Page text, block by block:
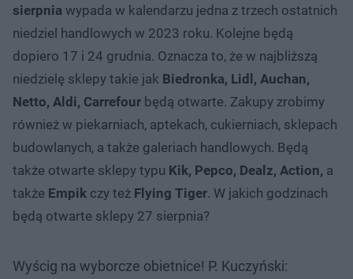
sierpnia wypada w kalendarzu jedna z trzech ostatnich
niedziel handlowych w 2023 roku. Kolejne będą
dopiero 17 i 24 grudnia. Oznacza to, że w najbliższą
niedzielę sklepy takie jak Biedronka, Lidl, Auchan,
Netto, Aldi, Carrefour będą otwarte. Zakupy zrobimy
również w piekarniach, aptekach, cukierniach, sklepach
budowlanych, a także galeriach handlowych. Będą
także otwarte sklepy typu Kik, Pepco, Dealz, Action, a
także Empik czy też Flying Tiger. W jakich godzinach
będą otwarte sklepy 27 sierpnia?
Wyścig na wyborcze obietnice! P. Kuczyński: